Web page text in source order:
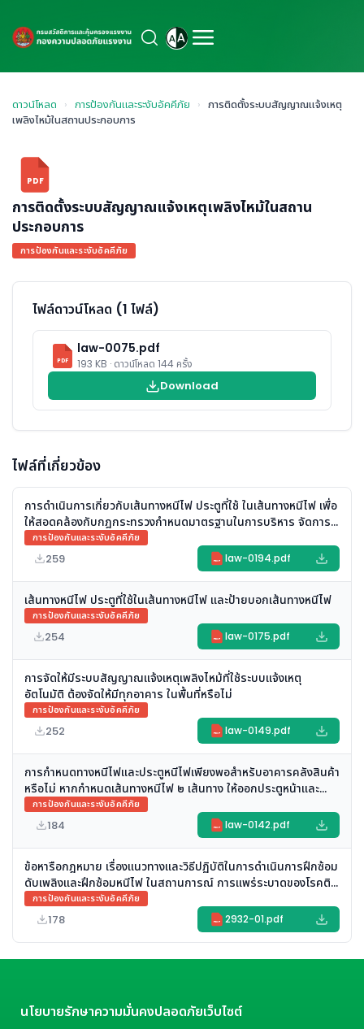
ดาวน์โหลด › การป้องกันและระงับอัคคีภัย › การติดตั้งระบบสัญญาณแจ้งเหตุ
เพลิงไหม้ในสถานประกอบการ
PDF
การติดตั้งระบบสัญญาณแจ้งเหตุเพลิงไหม้ในสถาน
ประกอบการ
การป้องกันและระงับอัคคีภัย
ไฟล์ดาวน์โหลด (1 ไฟล์)
PDF
law-0075.pdf
193 KB · ดาวน์โหลด 144 ครั้ง
Download
ไฟล์ที่เกี่ยวข้อง
การดำเนินการเกี่ยวกับเส้นทางหนีไฟ ประตูที่ใช้ ในเส้นทางหนีไฟ เพื่อ
ให้สอดคล้องกับกฎกระทรวงกำหนดมาตรฐานในการบริหาร จัดการ
และดำเนินการด้านความปลอดภัยฯ เกี่ยวกับการป้องกันและระงับ
อัคคีภัย พ.ศ. ๒๕๕๕
การป้องกันและระงับอัคคีภัย
259 PDF law-0194.pdf
เส้นทางหนีไฟ ประตูที่ใช้ในเส้นทางหนีไฟ และป้ายบอกเส้นทางหนีไฟ
การป้องกันและระงับอัคคีภัย
254 PDF law-0175.pdf
การจัดให้มีระบบสัญญาณแจ้งเหตุเพลิงไหม้ที่ใช้ระบบแจ้งเหตุ
อัตโนมัติ ต้องจัดให้มีทุกอาคาร ในพื้นที่หรือไม่
การป้องกันและระงับอัคคีภัย
252 PDF law-0149.pdf
การกำหนดทางหนีไฟและประตูหนีไฟเพียงพอสำหรับอาคารคลังสินค้า
หรือไม่ หากกำหนดเส้นทางหนีไฟ ๒ เส้นทาง ให้ออกประตูหน้าและ
ประตูหลังของอาคารซึ่งเปิดไว้ตลอดเวลาที่ลูกจ้างทำงาน
การป้องกันและระงับอัคคีภัย
184 PDF law-0142.pdf
ข้อหารือกฎหมาย เรื่องแนวทางและวิธีปฏิบัติในการดำเนินการฝึกซ้อม
ดับเพลิงและฝึกซ้อมหนีไฟ ในสถานการณ์ การแพร่ระบาดของโรคติด
เชื้อไวรัสโคโรนา 2019 (COVID – 19)
การป้องกันและระงับอัคคีภัย
178 PDF 2932-01.pdf
นโยบายรักษาความมั่นคงปลอดภัยเว็บไซต์